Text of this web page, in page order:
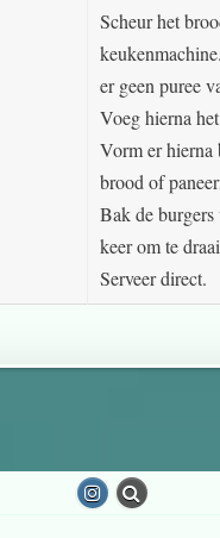
Scheur het
er geen puree
Voeg hierna
Vorm er hierna
brood of
Bak de burgers
keer om te
Serveer direct.